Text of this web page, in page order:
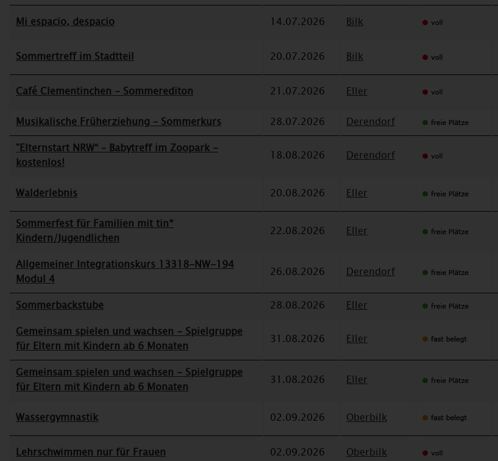
Mi espacio, despacio
14.07.2026 Bilk
Sommertreff im Stadtteil 20.07.2026 Bilk
Café Clementinchen - Sommerediton 21.07.2026 Eller
Musikalische Früherziehung – Sommerkurs 28.07.2026 Derendorf
"Elternstart NRW“ – Babytreff im Zoopark -
kostenlos!
18.08.2026 Derendorf
Walderlebnis 20.08.2026 Eller
Sommerfest für Familien mit tin*
Kindern/Jugendlichen
22.08.2026 Eller
Allgemeiner Integrationskurs 13318-NW-194
Modul 4
26.08.2026 Derendorf
Sommerbackstube 28.08.2026 Eller
Gemeinsam spielen und wachsen - Spielgruppe
für Eltern mit Kindern ab 6 Monaten
31.08.2026 Eller
Gemeinsam spielen und wachsen - Spielgruppe
für Eltern mit Kindern ab 6 Monaten
31.08.2026 Eller
Wassergymnastik 02.09.2026 Oberbilk
Lehrschwimmen nur für Frauen 02.09.2026 Oberbilk